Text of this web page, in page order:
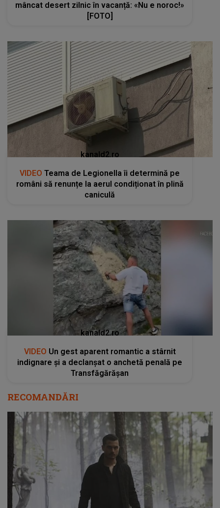
mâncat desert zilnic în vacanță: «Nu e noroc!»
[FOTO]
kanald2.ro
VIDEO Teama de Legionella îi determină pe
români să renunțe la aerul condiționat în plină
caniculă
kanald2.ro
VIDEO Un gest aparent romantic a stârnit
indignare și a declanșat o anchetă penală pe
Transfăgărășan
RECOMANDĂRI